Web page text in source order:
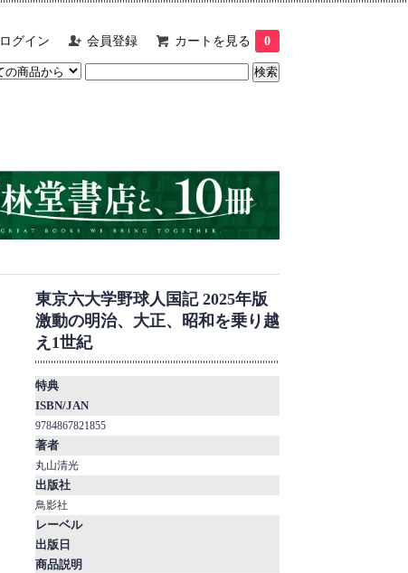
ログイン 会員登録 カートを見る 0
東京六大学野球人国記 2025年版
激動の明治、大正、昭和を乗り越
え1世紀
特典
ISBN/JAN
9784867821855
著者
丸山清光
出版社
鳥影社
レーベル
出版日
商品説明